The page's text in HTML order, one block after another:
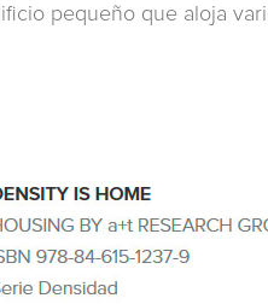
pequeño que aloja